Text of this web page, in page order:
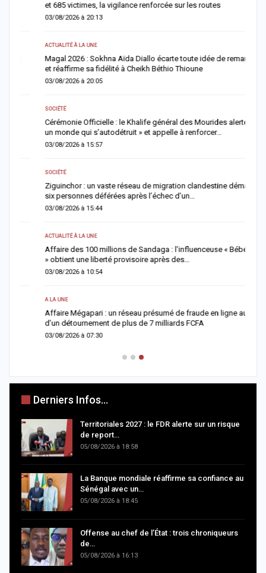
et 685 victimes, la vigilance renforcée sur les routes
03/08/2026 à 20:13
ACTUALITÉ À LA UNE
Magal 2026 : Sokhna Aïda Diallo écarte toute idée de remariage
et réaffirme sa fidélité à Cheikh Béthio Thioune
03/08/2026 à 20:05
Cérémonie Officielle : le Khalife général des Mourides alerte sur «
un monde qui s’autodétruit » et appelle à renforcer…
03/08/2026 à 15:57
Ziguinchor : un vaste réseau de migration clandestine démantelé,
six personnes déférées après l’échec d’un…
03/08/2026 à 15:44
ACTUALITÉ À LA UNE
Affaire des 100 millions de Sandaga : l’influenceuse « Bébé Réma
» obtient une liberté provisoire après des…
03/08/2026 à 10:54
Affaire Mégapari : un réseau présumé de fraude en ligne au cœur
d’un détournement de plus de 7 milliards FCFA
03/08/2026 à 07:30
Derniers Infos...
Territoriales 2027 : le FDR alerte sur un risque
de report…
05/08/2026 à 18:58
La Banque mondiale réaffirme sa confiance au
Sénégal avec un…
05/08/2026 à 18:45
Offense au chef de l’État : trois chroniqueurs
de…
05/08/2026 à 16:13